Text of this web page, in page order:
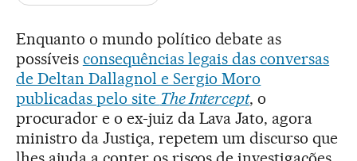
Enquanto o mundo político debate as
possíveis consequências legais das conversas
de Deltan Dallagnol e Sergio Moro
publicadas pelo site The Intercept, o
procurador e o ex-juiz da Lava Jato, agora
ministro da Justiça, repetem um discurso que